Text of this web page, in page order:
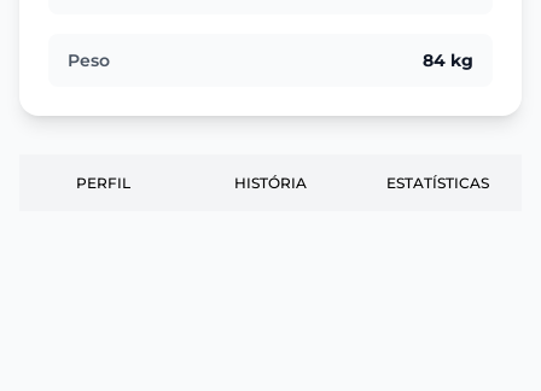
Peso 84 kg
PERFIL HISTÓRIA ESTATÍSTICAS